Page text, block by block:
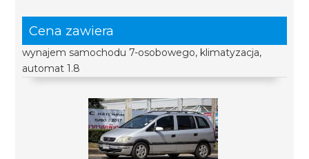
Cena zawiera
wynajem samochodu 7-osobowego, klimatyzacja,
automat 1.8